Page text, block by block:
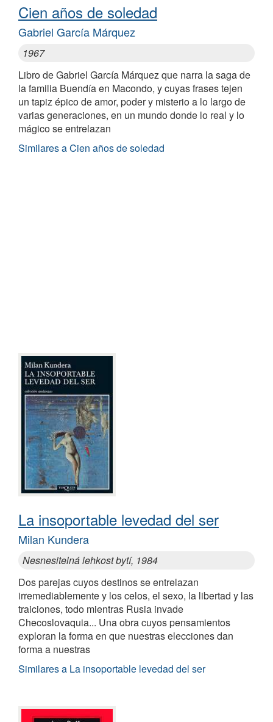
Cien años de soledad
Gabriel García Márquez
1967
Libro de Gabriel García Márquez que narra la saga de
la familia Buendía en Macondo, y cuyas frases tejen
un tapiz épico de amor, poder y misterio a lo largo de
varias generaciones, en un mundo donde lo real y lo
mágico se entrelazan
Similares a Cien años de soledad
La insoportable levedad del ser
Milan Kundera
Nesnesitelná lehkost bytí, 1984
Dos parejas cuyos destinos se entrelazan
irremediablemente y los celos, el sexo, la libertad y las
traiciones, todo mientras Rusia invade
Checoslovaquia... Una obra cuyos pensamientos
exploran la forma en que nuestras elecciones dan
forma a nuestras
Similares a La insoportable levedad del ser